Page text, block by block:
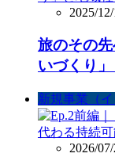
2025/
旅のその
いづくり
新規事業（イ
2026/